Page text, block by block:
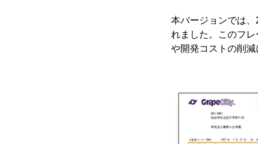
本バージョンでは
れました。このフ
や開発コストの削減